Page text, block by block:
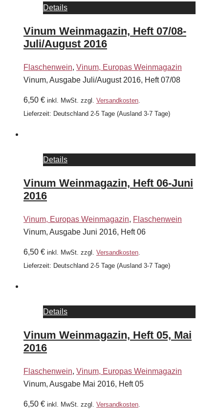
Details
Vinum Weinmagazin, Heft 07/08-
Juli/August 2016
Flaschenwein, Vinum, Europas Weinmagazin
Vinum, Ausgabe Juli/August 2016, Heft 07/08
6,50 € inkl. MwSt. zzgl. Versandkosten
Lieferzeit: Deutschland 2-5 Tage (Ausland 3-7 Tage)
Details
Vinum Weinmagazin, Heft 06-Juni
2016
Vinum, Europas Weinmagazin, Flaschenwein
Vinum, Ausgabe Juni 2016, Heft 06
6,50 € inkl. MwSt. zzgl. Versandkosten
Lieferzeit: Deutschland 2-5 Tage (Ausland 3-7 Tage)
Details
Vinum Weinmagazin, Heft 05, Mai
2016
Flaschenwein, Vinum, Europas Weinmagazin
Vinum, Ausgabe Mai 2016, Heft 05
6,50 € inkl. MwSt. zzgl. Versandkosten